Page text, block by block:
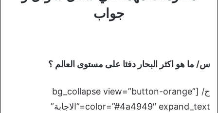
جواب
س/ ما هو اكثر البحار دفئا على مستوى العالم ؟
ج/ [bg_collapse view=”button-orange”
color=”#4a4949″ expand_text=”الاجابة”